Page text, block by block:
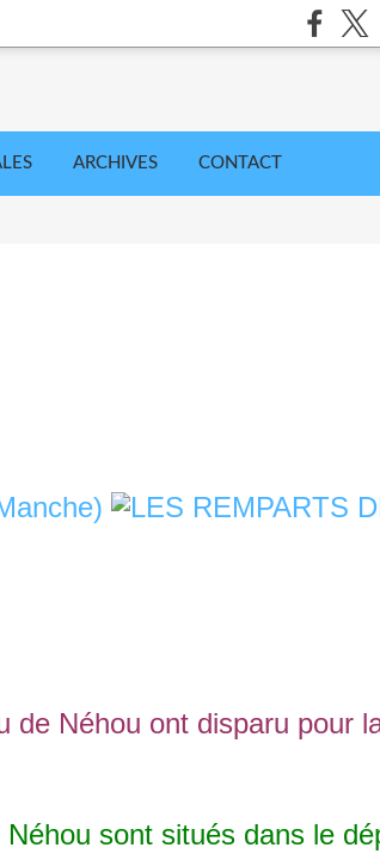
ARCHIVES CONTACT
Néhou ont disparu pour
sont situés dans le